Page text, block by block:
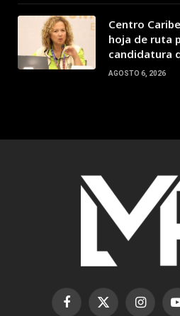
Centro
hoja de ruta
candidatura
AGOSTO 6, 2026
Facebook
X